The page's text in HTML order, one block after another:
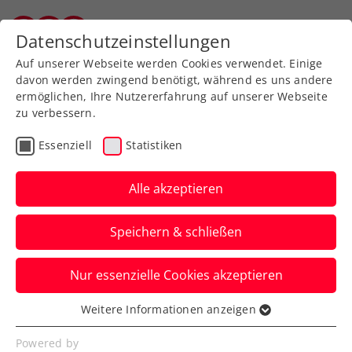
Turniere
Drei Jugendcircuit
presented by Babolat:
WTV-Burschen
dominieren
Gestern ging das erste Turnier der
größten Jugendturnierserie zu Ende
Datenschutzeinstellungen
Auf unserer Webseite werden Cookies verwendet. Einige
davon werden zwingend benötigt, während es uns andere
ermöglichen, Ihre Nutzererfahrung auf unserer Webseite
zu verbessern.
Essenziell Statistiken
Alle akzeptieren
Speichern & schließen
Nur essenzielle Cookies akzeptieren
Essenziell
Essenzielle Cookies werden für grundlegende
Weitere Informationen anzeigen
Powered by